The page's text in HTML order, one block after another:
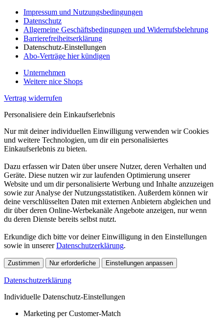
Impressum und Nutzungsbedingungen
Datenschutz
Allgemeine Geschäftsbedingungen und Widerrufsbelehrung
Barrierefreiheitserklärung
Datenschutz-Einstellungen
Abo-Verträge hier kündigen
Unternehmen
Weitere nice Shops
Vertrag widerrufen
Personalisiere dein Einkaufserlebnis
Nur mit deiner individuellen Einwilligung verwenden wir Cookies
und weitere Technologien, um dir ein personalisiertes
Einkaufserlebnis zu bieten.
Dazu erfassen wir Daten über unsere Nutzer, deren Verhalten und
Geräte. Diese nutzen wir zur laufenden Optimierung unserer
Website und um dir personalisierte Werbung und Inhalte anzuzeigen
sowie zur Analyse der Nutzungsstatistiken. Außerdem können wir
deine verschlüsselten Daten mit externen Anbietern abgleichen und
dir über deren Online-Werbekanäle Angebote anzeigen, nur wenn
du deren Dienste bereits selbst nutzt.
Erkundige dich bitte vor deiner Einwilligung in den Einstellungen
sowie in unsererDatenschutzerklärung.
Zustimmen Nur erforderliche Einstellungen anpassen
Datenschutzerklärung
Individuelle Datenschutz-Einstellungen
Marketing per Customer-Match